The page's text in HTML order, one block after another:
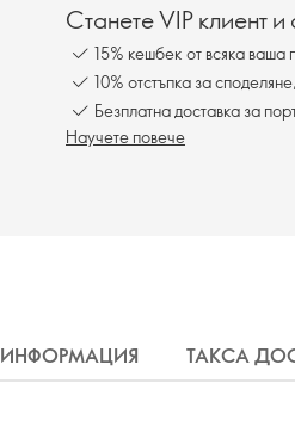
Станете VIP клиент
15% кешбек от всяка ваша
10% отстъпка за
Безплатна доставка за
Научете повече
ИНФОРМАЦИЯ ТАКСА